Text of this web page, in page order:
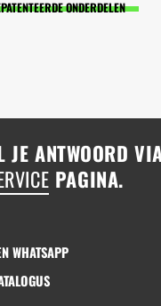
ONDERDELEN
JE ANTWOORD
PAGINA.
WHATSAPP